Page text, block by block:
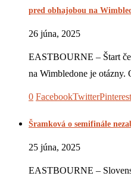
pred obhajobou na
26 júna, 2025
EASTBOURNE – Štart
na Wimbledone je
0 FacebookTwitterPinterest
Šramková o semifinále
25 júna, 2025
EASTBOURNE –